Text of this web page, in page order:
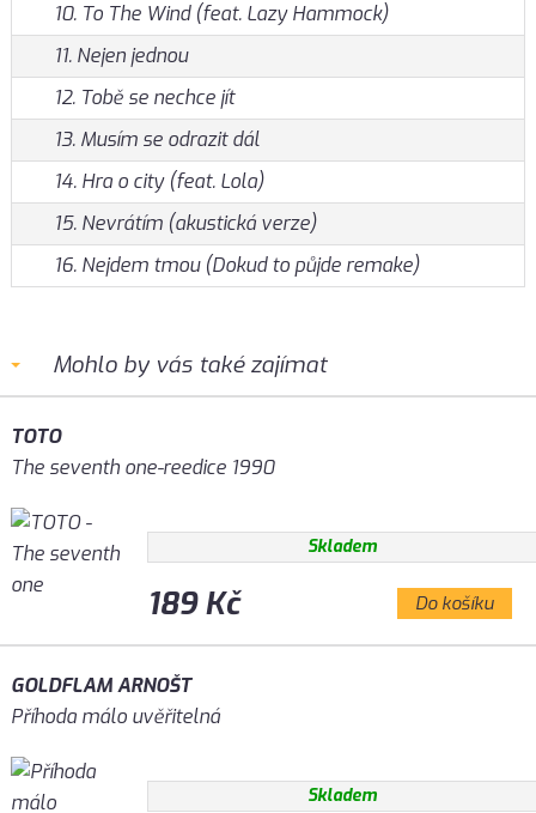
10. To The Wind (feat. Lazy Hammock)
11. Nejen jednou
12. Tobě se nechce jít
13. Musím se odrazit dál
14. Hra o city (feat. Lola)
15. Nevrátím (akustická verze)
16. Nejdem tmou (Dokud to půjde remake)
Mohlo by vás také zajímat
TOTO
The seventh one-reedice 1990
Skladem
189 Kč Do košíku
GOLDFLAM ARNOŠT
Příhoda málo uvěřitelná
Skladem